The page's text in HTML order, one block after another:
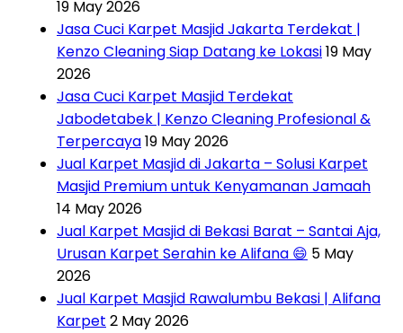
19 May 2026
Jasa Cuci Karpet Masjid Jakarta Terdekat |
Kenzo Cleaning Siap Datang ke Lokasi19 May
2026
Jasa Cuci Karpet Masjid Terdekat
Jabodetabek | Kenzo Cleaning Profesional &
Terpercaya19 May 2026
Jual Karpet Masjid di Jakarta – Solusi Karpet
Masjid Premium untuk Kenyamanan Jamaah
14 May 2026
Jual Karpet Masjid di Bekasi Barat – Santai Aja,
Urusan Karpet Serahin ke Alifana 😄 5 May
2026
Jual Karpet Masjid Rawalumbu Bekasi | Alifana
Karpet 2 May 2026